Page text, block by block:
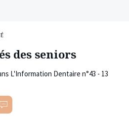
des seniors
L'Information Dentaire n°43 - 13
Commenter